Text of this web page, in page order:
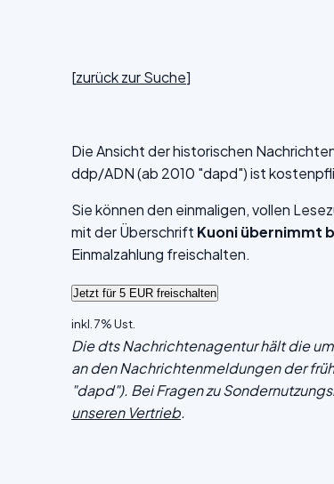
[zurück zur Suche]
Die Ansicht der historischen
ddp/ADN (ab 2010 "dapd") ist
Sie können den einmaligen, vollen
mit der Überschrift Kuoni übernimmt
Einmalzahlung freischalten.
inkl. 7% Ust.
Die dts Nachrichtenagentur hält die
an den Nachrichtenmeldungen der
"dapd"). Bei Fragen zu
unseren Vertrieb.